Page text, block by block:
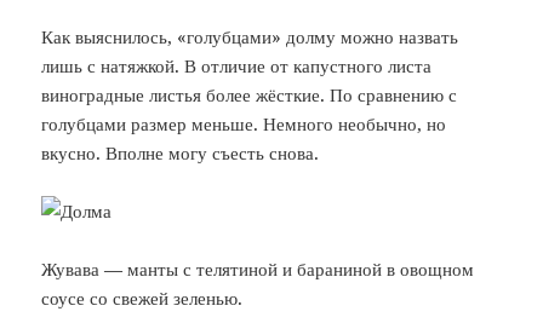
Как выяснилось, «голубцами» долму можно назвать
лишь с натяжкой. В отличие от капустного листа
виноградные листья более жёсткие. По сравнению с
голубцами размер меньше. Немного необычно, но
вкусно. Вполне могу съесть снова.
Жувава — манты с телятиной и бараниной в овощном
соусе со свежей зеленью.